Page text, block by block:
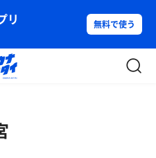
リ 無料で使う